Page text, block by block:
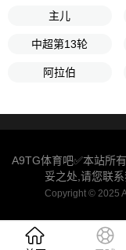
主儿
中超第13轮
阿拉伯
A9TG体育吧✅本站所
妥之处,请您联
Copyright © 2025